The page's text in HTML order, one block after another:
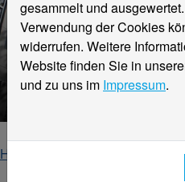
Prof. Dr. Jörg
Home
Personen (Fachbereich
gesammelt und
Verwendung der Cookies
widerrufen. Weitere
Website finden Sie in
und zu uns im Impressum.